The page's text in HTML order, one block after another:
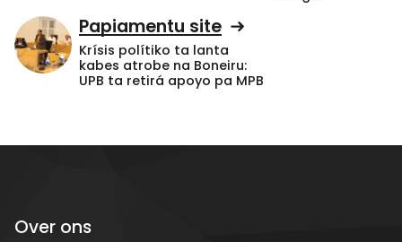
Papiamentu site
Krísis polítiko ta lanta
kabes atrobe na Boneiru:
UPB ta retirá apoyo pa MPB
Over ons